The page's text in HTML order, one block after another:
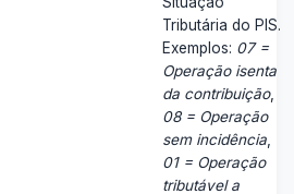
Tributária do PIS.
Exemplos: 07 =
Operação isenta
da contribuição,
08 = Operação
sem incidência
01 = Operação
tributável a